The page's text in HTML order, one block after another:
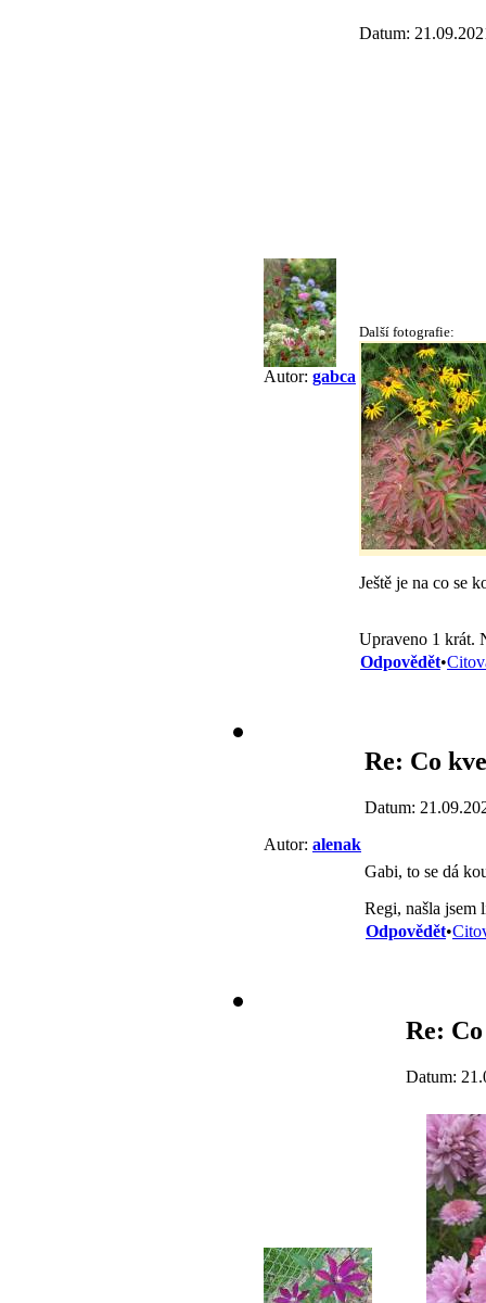
Autor: gabca
Datum:
Další fotografie:
Ještě je na co se
Upraveno 1 krát.
Odpovědět•
Autor: alenak
Re: Co
Datum:
Gabi, to se dá
Regi, našla
Odpovědět•
Re:
Datum: